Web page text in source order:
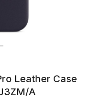
Leather Case
A